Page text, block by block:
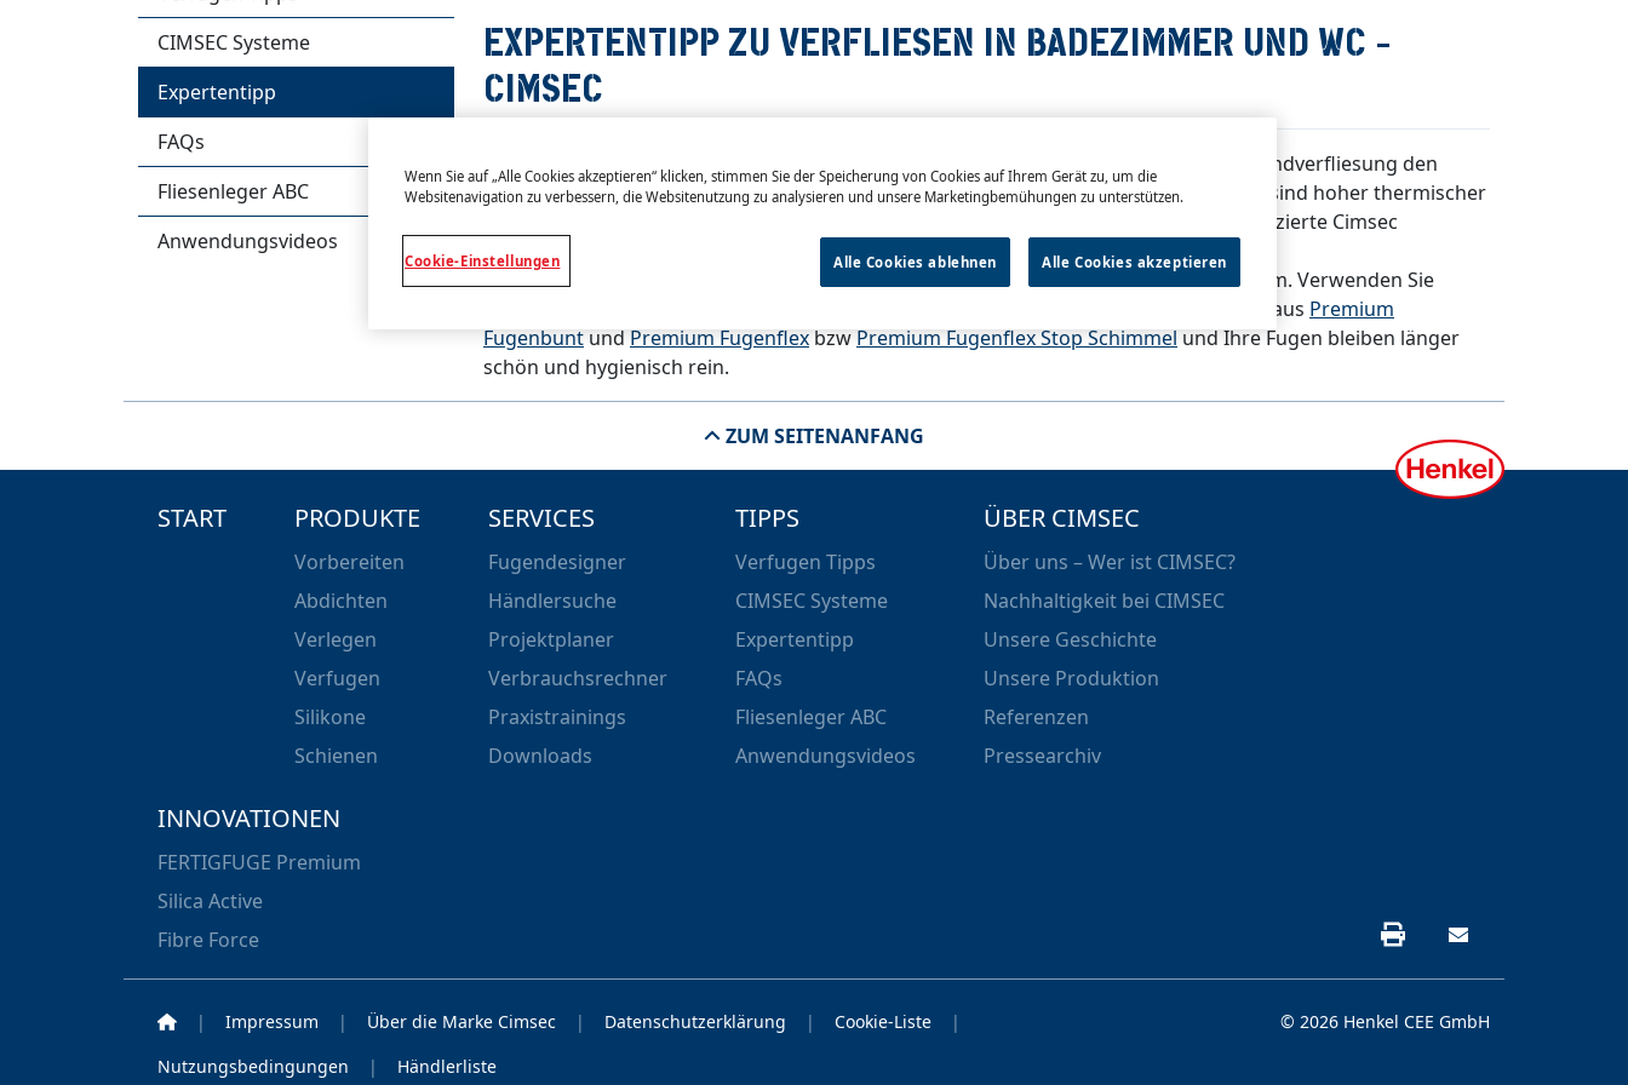
CIMSEC Systeme
Expertentipp
FAQs
Fliesenleger ABC
Anwendungsvideos
EXPERTENTIPP ZU VERFLIESEN IN BADEZIMMER UND WC -
CIMSEC
Die Abdichtung und Abdichtbänder zuerst an der Wand verarbeiten. Erst nach der Wandverfliesung den
Boden abdichten und die Bodenfliesen verlegen. Fliesenbeläge auf Fußbodenheizung sind hoher thermischer
Belastung ausgesetzt. Verwenden Sie daher in diesem Fall bevorzugt flexible, S1-zertifizierte Cimsec
Fliesenkleber.
Schimmel macht Ihre Fugen unansehnlich und ist ein ernsthaftes hygienisches Problem. Verwenden Sie
daher in Feuchträumen das CIMSEC Premium-System mit Schimmelschutz bestehend aus Premium
FugenbuntundPremium FugenflexbzwPremium Fugenflex Stop Schimmelund Ihre Fugen bleiben länger
schön und hygienisch rein.
ZUM SEITENANFANG
START PRODUKTE
Vorbereiten
Abdichten
Verlegen
Verfugen
Silikone
Schienen
SERVICES
Fugendesigner
Händlersuche
Projektplaner
Verbrauchsrechner
Praxistrainings
Downloads
TIPPS
Verfugen Tipps
CIMSEC Systeme
Expertentipp
FAQs
Fliesenleger ABC
Anwendungsvideos
ÜBER CIMSEC
Über uns – Wer ist CIMSEC?
Nachhaltigkeit bei CIMSEC
Unsere Geschichte
Unsere Produktion
Referenzen
Pressearchiv
INNOVATIONEN
FERTIGFUGE Premium
Silica Active
Fibre Force
Seite drucken
Home
| Impressum | Über die Marke Cimsec | Datenschutzerklärung | Cookie-Liste
|
Nutzungsbedingungen
| Händlerliste
© 2026 Henkel CEE GmbH
Wenn Sie auf „Alle Cookies akzeptieren“ klicken, stimmen Sie der Speicherung von Cookies auf Ihrem Gerät zu, um die
Websitenavigation zu verbessern, die Websitenutzung zu analysieren und unsere Marketingbemühungen zu unterstützen.
Cookie-Einstellungen Alle Cookies ablehnen Alle Cookies akzeptieren